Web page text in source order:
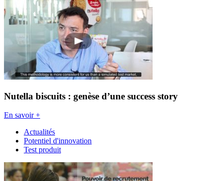
Nutella biscuits : genèse d’une success story
En savoir +
Actualités
Potentiel d'innovation
Test produit